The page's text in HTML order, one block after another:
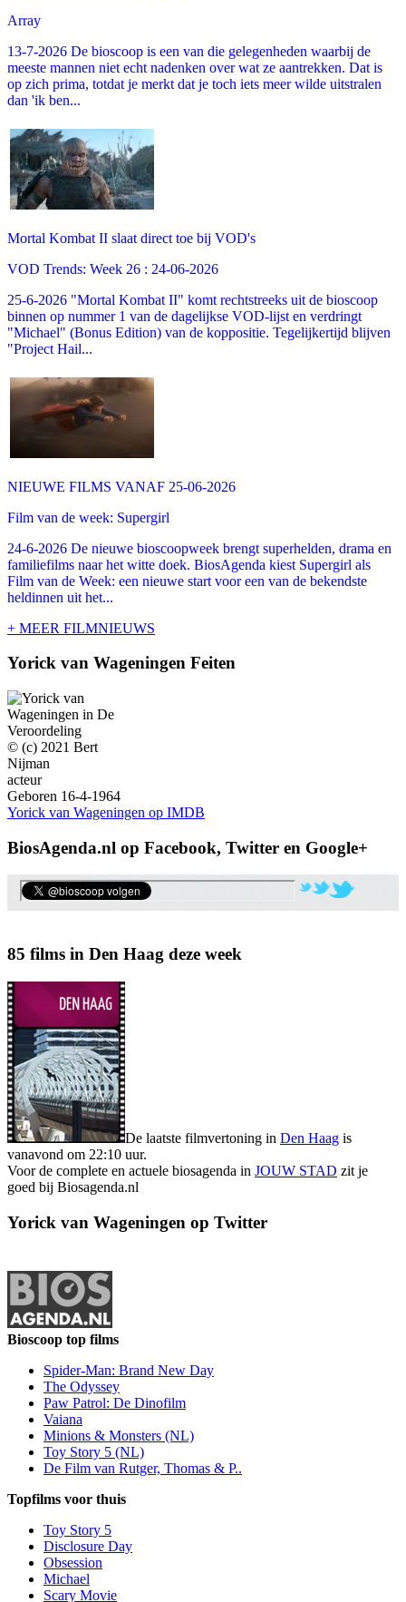
Array
13-7-2026 De bioscoop is een van die gelegenheden waarbij de
meeste mannen niet echt nadenken over wat ze aantrekken. Dat is
op zich prima, totdat je merkt dat je toch iets meer wilde uitstralen
dan 'ik ben...
Mortal Kombat II slaat direct toe bij VOD's
VOD Trends: Week 26 : 24-06-2026
25-6-2026 "Mortal Kombat II" komt rechtstreeks uit de bioscoop
binnen op nummer 1 van de dagelijkse VOD-lijst en verdringt
"Michael" (Bonus Edition) van de koppositie. Tegelijkertijd blijven
"Project Hail...
NIEUWE FILMS VANAF 25-06-2026
Film van de week: Supergirl
24-6-2026 De nieuwe bioscoopweek brengt superhelden, drama en
familiefilms naar het witte doek. BiosAgenda kiest Supergirl als
Film van de Week: een nieuwe start voor een van de bekendste
heldinnen uit het...
+ MEER FILMNIEUWS
Yorick van Wageningen Feiten
© (c) 2021 Bert
Nijman
acteur
Geboren 16-4-1964
Yorick van Wageningen op IMDB
BiosAgenda.nl op Facebook, Twitter en Google+
85 films in Den Haag deze week
De laatste filmvertoning in Den Haag is
vanavond om 22:10 uur.
Voor de complete en actuele biosagenda in JOUW STAD zit je
goed bij Biosagenda.nl
Yorick van Wageningen op Twitter
Bioscoop top films
Spider-Man: Brand New Day
The Odyssey
Paw Patrol: De Dinofilm
Vaiana
Minions & Monsters (NL)
Toy Story 5 (NL)
De Film van Rutger, Thomas & P..
Topfilms voor thuis
Toy Story 5
Disclosure Day
Obsession
Michael
Scary Movie